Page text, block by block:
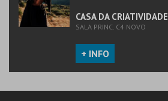
CASA DA CRIATIVIDADE
SALA PRINC. C4 NOVO
+ INFO